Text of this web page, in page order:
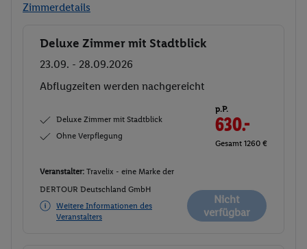
Zimmerdetails
Buchen
Deluxe Zimmer mit Stadtblick
23.09. - 28.09.2026
Abflugzeiten werden nachgereicht
Deluxe Zimmer mit Stadtblick
Ohne Verpflegung
p.P.
630.-
Gesamt 1260 €
Veranstalter: Travelix - eine Marke der
DERTOUR Deutschland GmbH
Weitere Informationen des
Veranstalters
Nicht
verfügbar